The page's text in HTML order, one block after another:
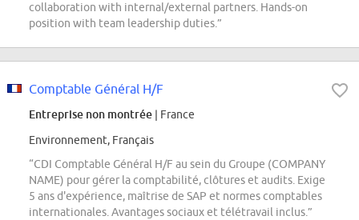
collaboration with internal/external partners. Hands-on
position with team leadership duties.”
Comptable Général H/F
Entreprise non montrée | France
Environnement, Français
“CDI Comptable Général H/F au sein du Groupe (COMPANY
NAME) pour gérer la comptabilité, clôtures et audits. Exige
5 ans d'expérience, maîtrise de SAP et normes comptables
internationales. Avantages sociaux et télétravail inclus.”